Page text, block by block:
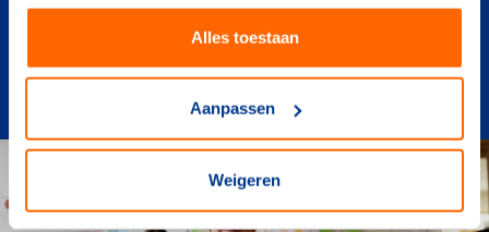
Alles toestaan
Aanpassen
Weigeren
kinderen uitdagen om even lekker te bewegen.
Deze energizers zijn los in te zetten – op elk
moment van de dag. Perfect als tussendoortje op